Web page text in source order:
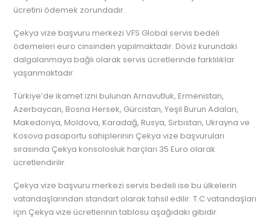
ücretini ödemek zorundadır.
Çekya vize başvuru merkezi VFS Global servis bedeli
ödemeleri euro cinsinden yapılmaktadır. Döviz kurundaki
dalgalanmaya bağlı olarak servis ücretlerinde farklılıklar
yaşanmaktadır.
Türkiye’de ikamet izni bulunan Arnavutluk, Ermenistan,
Azerbaycan, Bosna Hersek, Gürcistan, Yeşil Burun Adaları,
Makedonya, Moldova, Karadağ, Rusya, Sırbistan, Ukrayna ve
Kosova pasaportu sahiplerinin Çekya vize başvuruları
sırasında Çekya konsolosluk harçları 35 Euro olarak
ücretlendirilir.
Çekya vize başvuru merkezi servis bedeli ise bu ülkelerin
vatandaşlarından standart olarak tahsil edilir. T.C vatandaşları
için Çekya vize ücretlerinin tablosu aşağıdaki gibidir.